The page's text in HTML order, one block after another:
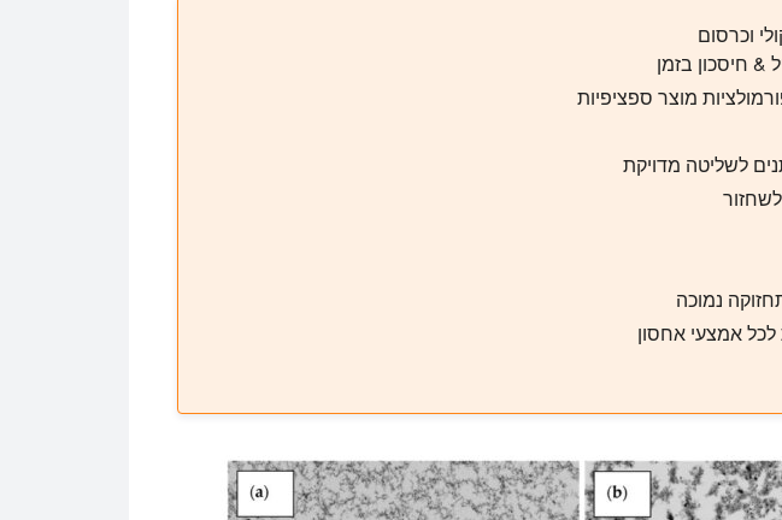
וכרסום
& חיסכון בזמן
מוצר ספציפיות
לשליטה מדויקת
נמוכה
אמצעי אחסון